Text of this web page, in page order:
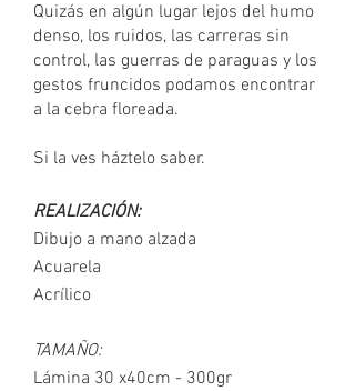
Quizás en algún lugar lejos del humo
denso, los ruidos, las carreras sin
control, las guerras de paraguas y los
gestos fruncidos podamos encontrar
a la cebra floreada.
Si la ves háztelo saber.
REALIZACIÓN:
Dibujo a mano alzada
Acuarela
Acrílico
TAMAÑO:
Lámina 30 x40cm - 300gr